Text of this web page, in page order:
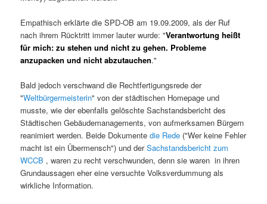
Empathisch erklärte die SPD-OB am 19.09.2009, als der Ruf
nach ihrem Rücktritt immer lauter wurde: "Verantwortung heißt
für mich: zu stehen und nicht zu gehen. Probleme
anzupacken und nicht abzutauchen."
Bald jedoch verschwand die Rechtfertigungsrede der
"Weltbürgermeisterin" von der städtischen Homepage und
musste, wie der ebenfalls gelöschte Sachstandsbericht des
Städtischen Gebäudemanagements, von aufmerksamen Bürgern
reanimiert werden. Beide Dokumentedie Rede ("Wer keine Fehler
macht ist ein Übermensch") und derSachstandsbericht zum
WCCB , waren zu recht verschwunden, denn sie waren in ihren
Grundaussagen eher eine versuchte Volksverdummung als
wirkliche Information.